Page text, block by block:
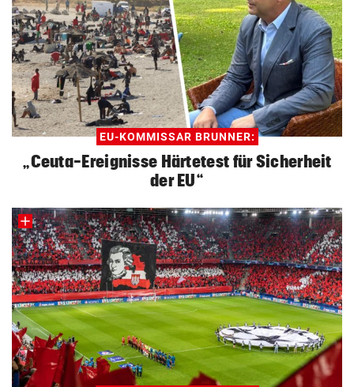
EU-KOMMISSAR BRUNNER:
„Ceuta-Ereignisse Härtetest für Sicherheit
der EU“